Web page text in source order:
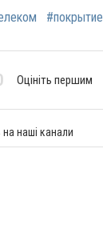
#покрытие
Оцініть першим
наші канали